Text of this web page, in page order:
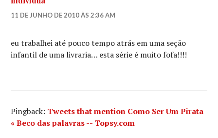
11 DE JUNHO DE 2010 ÀS 2:36 AM
eu trabalhei até pouco tempo atrás em uma seção
infantil de uma livraria… esta série é muito fofa!!!!
Pingback: Tweets that mention Como Ser Um Pirata
« Beco das palavras -- Topsy.com